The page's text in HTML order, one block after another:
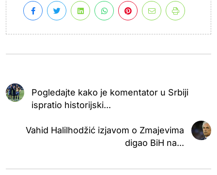
Pogledajte kako je komentator u Srbiji
ispratio historijski...
Vahid Halilhodžić izjavom o Zmajevima
digao BiH na...